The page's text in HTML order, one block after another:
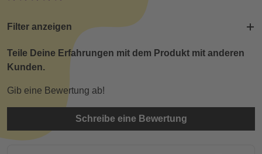
Filter anzeigen
Teile Deine Erfahrungen mit dem Produkt mit anderen
Kunden.
Gib eine Bewertung ab!
Schreibe eine Bewertung